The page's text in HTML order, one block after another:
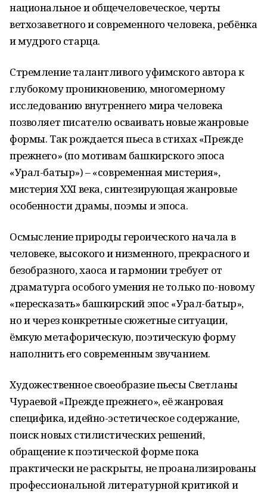
национальное и общечеловеческое, черты
ветхозаветного и современного человека, ребёнка
и мудрого старца.
Стремление талантливого уфимского автора к
глубокому проникновению, многомерному
исследованию внутреннего мира человека
позволяет писателю осваивать новые жанровые
формы. Так рождается пьеса в стихах «Прежде
прежнего» (по мотивам башкирского эпоса
«Урал-батыр») – «современная мистерия»,
мистерия XXI века, синтезирующая жанровые
особенности драмы, поэмы и эпоса.
Осмысление природы героического начала в
человеке, высокого и низменного, прекрасного и
безобразного, хаоса и гармонии требует от
драматурга особого умения не только по-новому
«пересказать» башкирский эпос «Урал-батыр»,
но и через конкретные сюжетные ситуации,
ёмкую метафорическую, поэтическую форму
наполнить его современным звучанием.
Художественное своеобразие пьесы Светланы
Чураевой «Прежде прежнего», её жанровая
специфика, идейно-эстетическое содержание,
поиск новых стилистических решений,
обращение к поэтической форме пока
практически не раскрыты, не проанализированы
профессиональной литературной критикой и